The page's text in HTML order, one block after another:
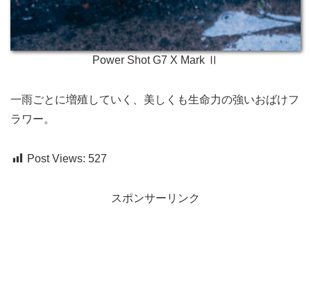
Power Shot G7 X Mark Ⅱ
一雨ごとに増殖していく、美しくも生命力の強いおばけフ
ラワー。
Post Views: 527
スポンサーリンク